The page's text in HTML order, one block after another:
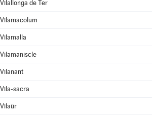
Vilallonga de Ter
Vilamacolum
Vilamalla
Vilamaniscle
Vilanant
Vila-sacra
Vilaür